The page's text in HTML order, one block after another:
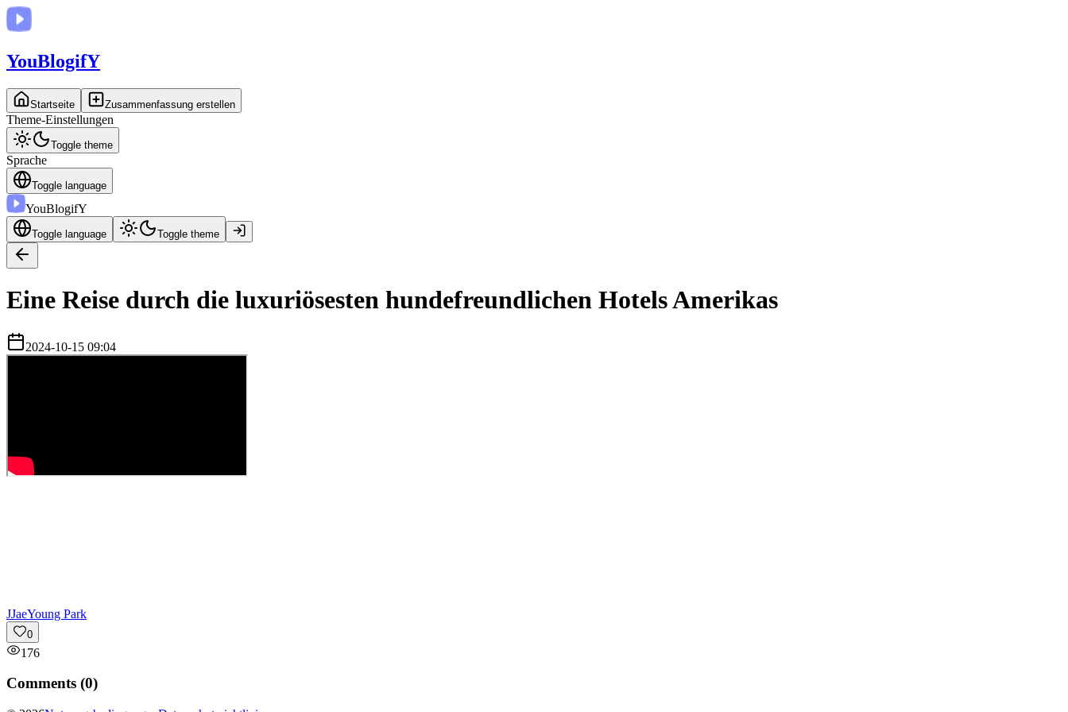
YouBlogifY
Startseite Zusammenfassung erstellen
Theme-Einstellungen
Toggle theme
Sprache
Toggle language
YouBlogifY
Toggle language Toggle theme
Eine Reise durch die luxuriösesten hundefreundlichen Hotels Amerikas
2024-10-15 09:04
JJaeYoung Park
0
176
Comments (0)